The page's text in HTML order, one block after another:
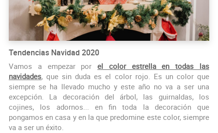
Tendencias Navidad 2020
Vamos a empezar porel color estrella en todas las
navidades, que sin duda es el color rojo. Es un color que
siempre se ha llevado mucho y este año no va a ser una
excepción. La decoración del árbol, las guirnaldas, los
cojines, los adornos... en fin toda la decoración que
pongamos en casa y en la que predomine este color, siempre
va a ser un éxito.